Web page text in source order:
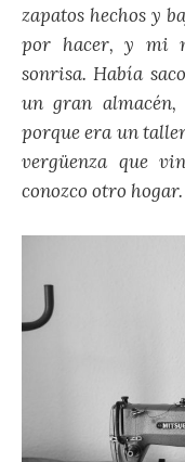
zapatos hechos y
por hacer, y mi
sonrisa. Había
un gran
porque era un
vergüenza que
conozco otro hogar.